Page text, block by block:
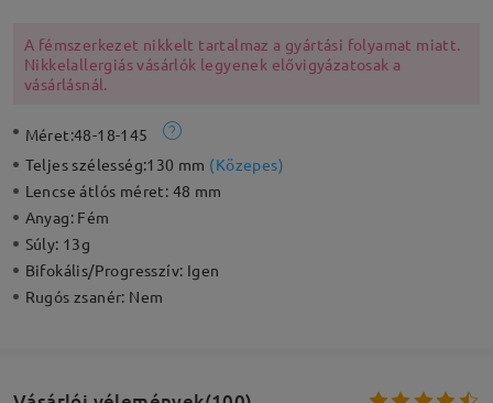
A fémszerkezet nikkelt tartalmaz a gyártási folyamat miatt.
Nikkelallergiás vásárlók legyenek elővigyázatosak a
vásárlásnál.
Méret:48-18-145
Teljes szélesség:130 mm (Közepes)
Lencse átlós méret: 48 mm
Anyag: Fém
Súly: 13g
Bifokális/Progresszív: Igen
Rugós zsanér: Nem